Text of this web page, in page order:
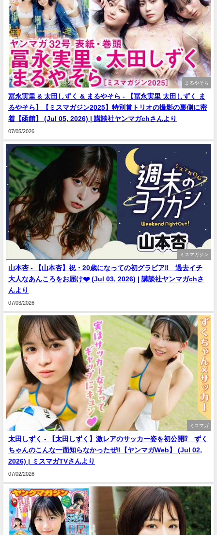
まるやそら
冨永実里 & 太田しずく & まるやそら - 【冨永実里 太田しずく ま
るやそら】【ミスマガジン2025】特別賞トリオの撮影の裏側に密
着【函館】 (Jul 05, 2026) | 講談社ヤンマガchさんより
07/05/2026
ミスマガジン
山本杏 - 【山本杏】祝・20歳になっての初グラビア‼︎ 過去イチ
大人なあんころをお届け❤️ (Jul 03, 2026) | 講談社ヤンマガchさ
んより
07/03/2026
ミスマガ
太田しずく - 【太田しずく】激レアのサッカー姿を初公開⁉️ ずく
ちゃんのこんな一面知らなかったぜ‼︎【ヤンマガWeb】 (Jul 02,
2026) | ミスマガTVさんより
07/02/2026